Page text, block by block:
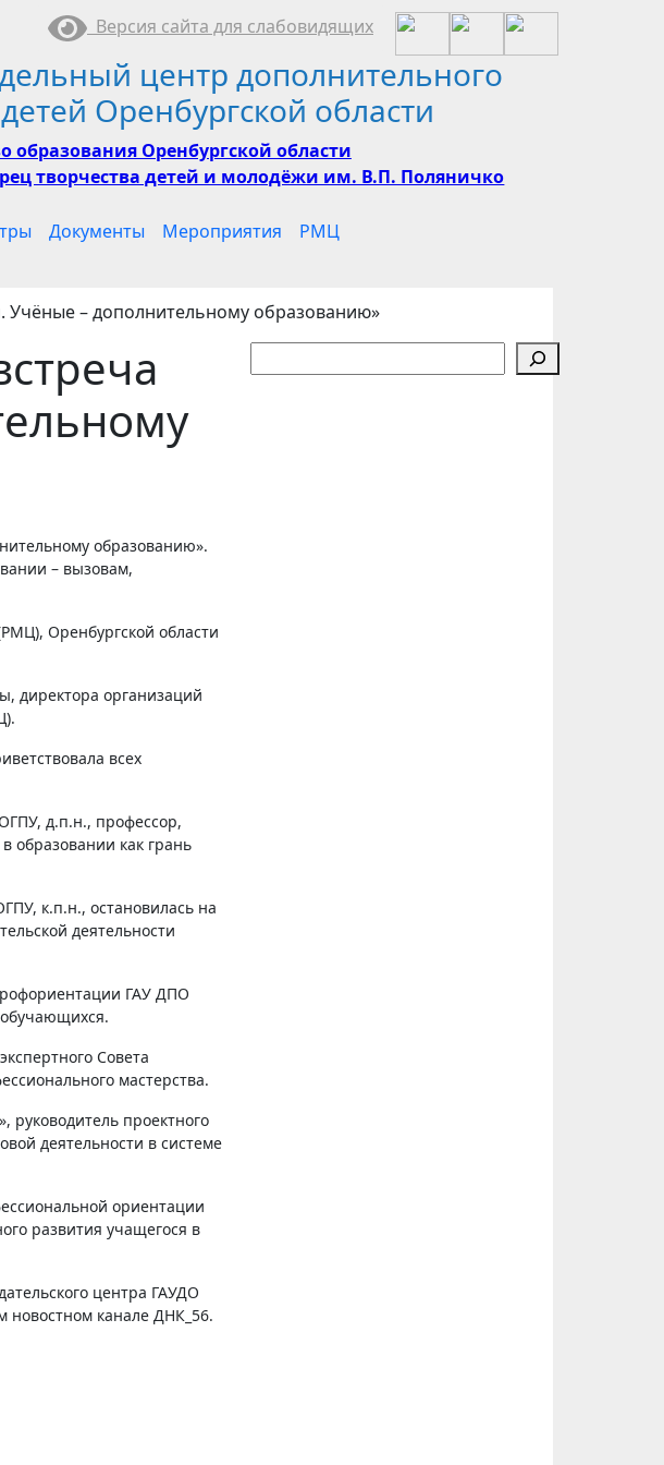
Версия сайта для слабовидящих
центр дополнительного
Оренбургской области
образования Оренбургской области
творчества детей и молодёжи им. В.П. Поляничко
Документы Мероприятия РМЦ
Учёные – дополнительному образованию»
– вызовам,
Оренбургской области
директора организаций
всех
д.п.н., профессор,
образовании как грань
к.п.н., остановилась на
деятельности
ГАУ ДПО
Совета
мастерства.
руководитель проектного
деятельности в системе
ориентации
развития учащегося в
центра ГАУДО
канале ДНК_56.